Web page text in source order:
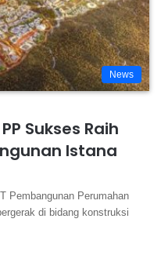
News
Sukses Raih
Istana
Pembangunan Perumahan
di bidang konstruksi